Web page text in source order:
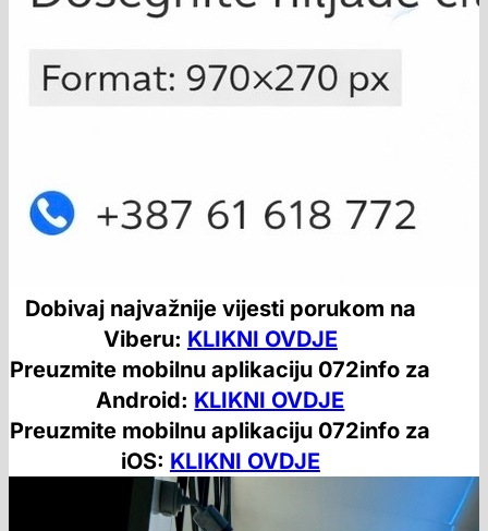
Dobivaj najvažnije vijesti porukom na
Viberu: KLIKNI OVDJE
Preuzmite mobilnu aplikaciju 072info za
Android: KLIKNI OVDJE
Preuzmite mobilnu aplikaciju 072info za
iOS: KLIKNI OVDJE